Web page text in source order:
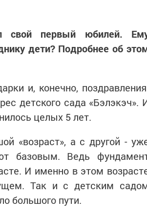
свой первый юбилей.
дети? Подробнее об
и, конечно,
детского сада «Бэлэкэч».
целых 5 лет.
«возраст», а с другой -
базовым. Ведь
И именно в этом
Так и с детским
большого пути.